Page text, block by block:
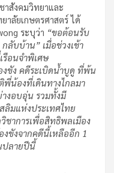
สังคมวิทยาและ
ลัยเกษตรศาสตร์ ได้
ระบุว่า “ขอต้อนรับ
ลับบ้าน” เมื่อช่วงเช้า
รือนจำพิเศษ
งขัง คดีระเบิดน้ำบูดู ที่พ้น
พี่น้องที่เดินทางไกลมา
างอบอุ่น รวมทั้งมี
มแห่งประเทศไทย
ชาการเพื่อสิทธิพลเมือง
งขังจากคดีนี้เหลืออีก 1
ปลายปีนี้